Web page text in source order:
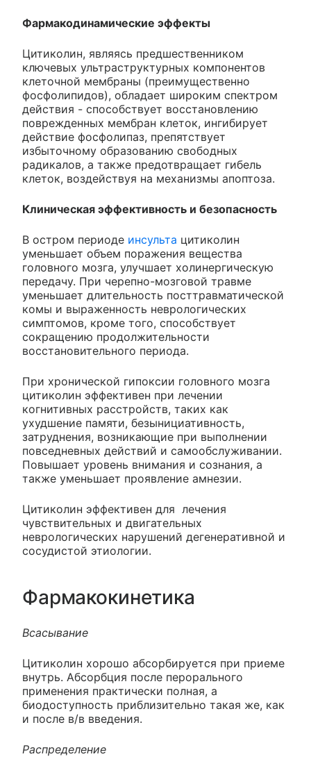
Фармакодинамические эффекты
Цитиколин, являясь предшественником
ключевых ультраструктурных компонентов
клеточной мембраны (преимущественно
фосфолипидов), обладает широким спектром
действия - способствует восстановлению
поврежденных мембран клеток, ингибирует
действие фосфолипаз, препятствует
избыточному образованию свободных
радикалов, а также предотвращает гибель
клеток, воздействуя на механизмы апоптоза.
Клиническая эффективность и безопасность
В остром периоде инсульта цитиколин
уменьшает объем поражения вещества
головного мозга, улучшает холинергическую
передачу. При черепно-мозговой травме
уменьшает длительность посттравматической
комы и выраженность неврологических
симптомов, кроме того, способствует
сокращению продолжительности
восстановительного периода.
При хронической гипоксии головного мозга
цитиколин эффективен при лечении
когнитивных расстройств, таких как
ухудшение памяти, безынициативность,
затруднения, возникающие при выполнении
повседневных действий и самообслуживании.
Повышает уровень внимания и сознания, а
также уменьшает проявление амнезии.
Цитиколин эффективен для лечения
чувствительных и двигательных
неврологических нарушений дегенеративной и
сосудистой этиологии.
Фармакокинетика
Всасывание
Цитиколин хорошо абсорбируется при приеме
внутрь. Абсорбция после перорального
применения практически полная, а
биодоступность приблизительно такая же, как
и после в/в введения.
Распределение